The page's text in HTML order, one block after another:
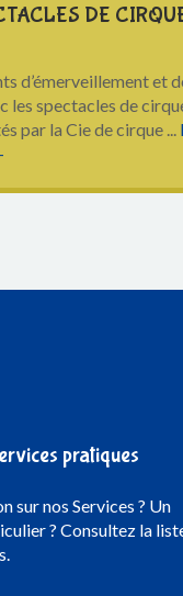
DE
d’émerveillement et
les spectacles de
par la Cie de cirque ...
pratiques
sur nos Services ? Un
? Consultez la